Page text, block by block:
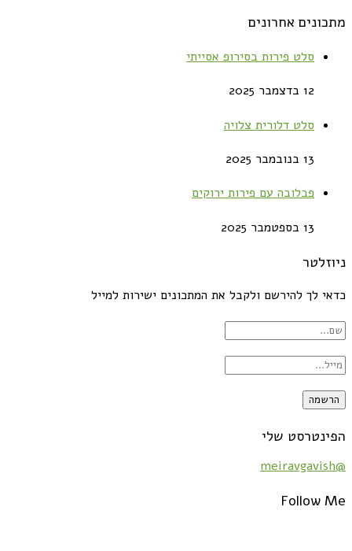
מתכונים אחרונים
סלט פירות בסירופ אסייתי
12 בדצמבר 2025
סלט דלורית צלויה
13 בנובמבר 2025
פבלובה עם פירות ירוקים
13 בספטמבר 2025
ניוזלטר
כדאי לך להירשם ולקבל את המתכונים ישירות למייל
הפינטרסט שלי
@meiravgavish
Follow Me